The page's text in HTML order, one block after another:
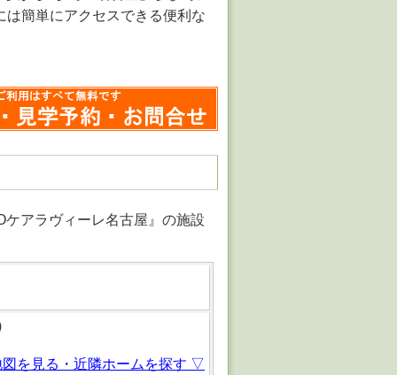
簡単にアクセスできる便利な
アラヴィーレ名古屋』の施設
を見る・近隣ホームを探す ▽